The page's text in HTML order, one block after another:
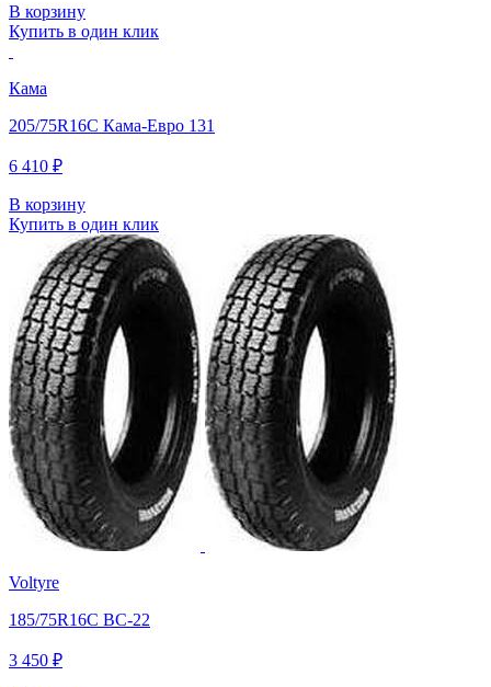
В корзину
Купить в один клик
Кама
205/75R16C Кама-Евро 131
6 410 ₽
В корзину
Купить в один клик
Voltyre
185/75R16C ВС-22
3 450 ₽